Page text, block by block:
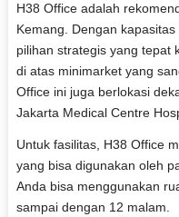
H38 Office adalah
Kemang. Dengan
pilihan strategis yang tepat
di atas minimarket yang
Office ini juga berlokasi
Jakarta Medical Centre
Untuk fasilitas, H38 Office
yang bisa digunakan oleh
Anda bisa menggunakan
sampai dengan 12 malam.